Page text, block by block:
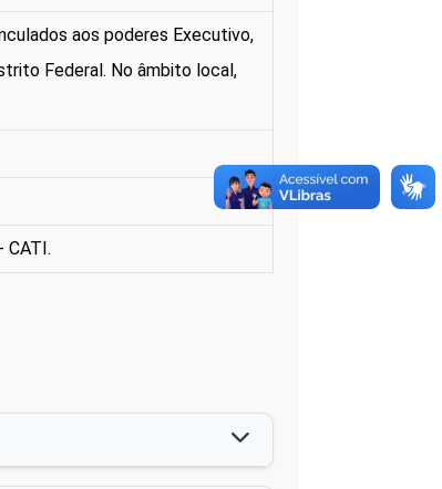
aos poderes Executivo,
Federal. No âmbito local,
CATI.